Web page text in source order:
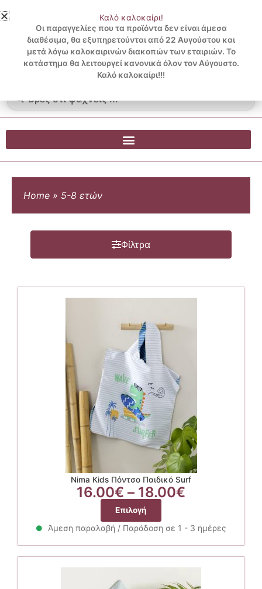
στο
περιεχόμενο
3 ΔΟΣΕΙΣ ΧΩΡΙΣ ΠΙΣΤΩΤΙΚΗ ΜΕ KLARNA
...
Λογαριασμός
Blog
0.00€
0
Cart
Home » 5-8 ετών
Φίλτρα
Nima Kids Πόντσο Παιδικό Surf
16.00€ – 18.00€
through
18.00€
Επιλογή
προϊόν
έχει
πολλαπλές
παραλλαγές.
Οι
Άμεση παραλαβή / Παράδοση σε 1 - 3 ημέρες
Καλό καλοκαίρι!
Οι παραγγελίες που τα προϊόντα δεν είναι άμεσα
διαθέσιμα, θα εξυπηρετούνται από 22 Αυγούστου και
μετά λόγω καλοκαιρινών διακοπών των εταιριών. Το
κατάστημα θα λειτουργεί κανονικά όλον τον Αύγουστο.
Καλό καλοκαίρι!!!